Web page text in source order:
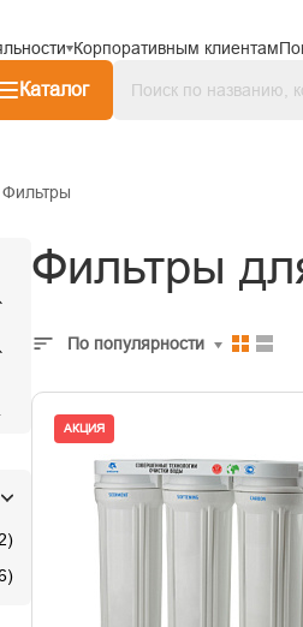
Корпоративным клиентам
Каталог
Фильтры
)
)
Фильтры
По популярности
АКЦИЯ